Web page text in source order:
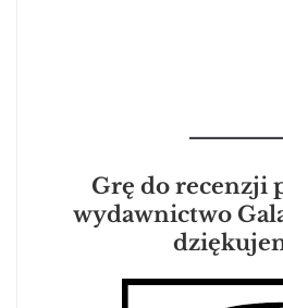
Grę do recenzji
wydawnictwo